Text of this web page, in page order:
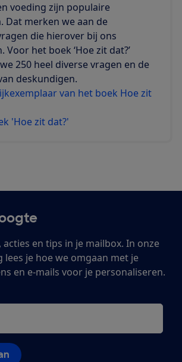
voeding zijn populaire
Dat merken we aan de
die hierover bij ons
Voor het boek ‘Hoe zit dat?’
250 heel diverse vragen en de
deskundigen.
van het boek Hoe zit
'Hoe zit dat?'
en tips in je mailbox. In onze
lees je hoe we omgaan met je
en e-mails voor je personaliseren.